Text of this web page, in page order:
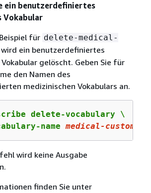
ein benutzerdefiniertes
Vokabular
für delete-medical-
wird ein benutzerdefiniertes
gelöscht. Geben Sie für
den Namen des
medizinischen Vokabulars an.
delete-vocabulary \
name
medical-custom-
wird keine Ausgabe
finden Sie unter